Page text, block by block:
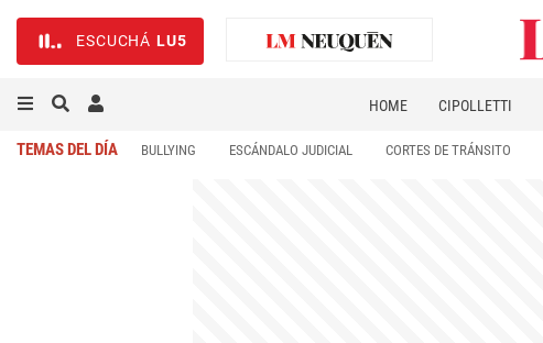
ESCUCHÁ LU5
HOME CIPOLLETTI
TEMAS DEL DÍA BULLYING ESCÁNDALO JUDICIAL CORTES DE TRÁNSITO